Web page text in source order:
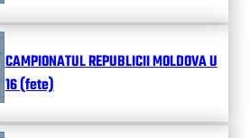
CAMPIONATUL REPUBLICII MOLDOVA U
16 (fete)